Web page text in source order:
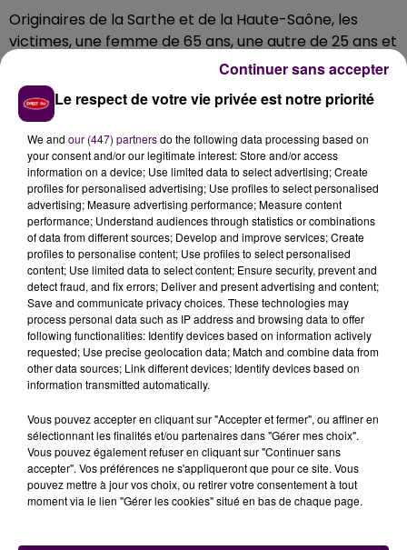
Originaires de la Sarthe et de la Haute-Saône, les
victimes,une femme de 65 ans, une autre de 25 ans et
ont été admises à l'hôpital du
Mans. Les centres de secours de La Ferté-Bernard,
Connerré et Tuffé ont été mobilisés, l'enquête est
confiée à la communauté de brigades de La Ferté-
Bernard.
À LA UNE
20h00
Gagnez vos pass pour le V and B Fest' 2026 !
11 juillet 2026
Le respect de votre vie privée est notre priorité
We and our (447) partnersdo the following data processing based on
your consent and/or our legitimate interest: Store and/or access
information on a device; Use limited data to select advertising; Create
profiles for personalised advertising; Use profiles to select personalised
advertising; Measure advertising performance; Measure content
performance; Understand audiences through statistics or combinations
of data from different sources; Develop and improve services; Create
profiles to personalise content; Use profiles to select personalised
content; Use limited data to select content; Ensure security, prevent and
detect fraud, and fix errors; Deliver and present advertising and content;
Save and communicate privacy choices. These technologies may
process personal data such as IP address and browsing data to offer
following functionalities: Identify devices based on information actively
requested; Use precise geolocation data; Match and combine data from
other data sources; Link different devices; Identify devices based on
information transmitted automatically.
Vous pouvez accepter en cliquant sur "Accepter et fermer", ou affiner en
sélectionnant les finalités et/ou partenaires dans "Gérer mes choix".
Vous pouvez également refuser en cliquant sur "Continuer sans
accepter". Vos préférences ne s'appliqueront que pour ce site. Vous
pouvez mettre à jour vos choix, ou retirer votre consentement à tout
moment via le lien "Gérer les cookies" situé en bas de chaque page.
Continuer sans accepter